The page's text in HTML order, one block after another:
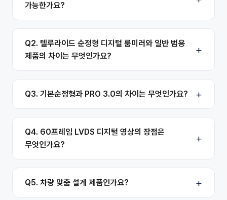
가능한가요?
Q2. 텔루라이드 순정형 디지털 룸미러와 일반 범용
제품의 차이는 무엇인가요?
Q3. 기본순정형과 PRO 3.0의 차이는 무엇인가요?
Q4. 60프레임 LVDS 디지털 영상의 장점은
무엇인가요?
Q5. 차량 맞춤 설계 제품인가요?